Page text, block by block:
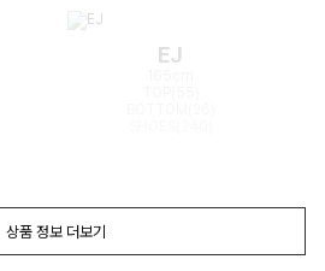
EJ
상품 정보 더보기